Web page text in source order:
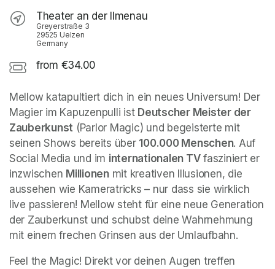
Theater an der Ilmenau
Greyerstraße 3
29525 Uelzen
Germany
from €34.00
Mellow katapultiert dich in ein neues Universum! Der
Magier im Kapuzenpulli ist Deutscher Meister der
Zauberkunst (Parlor Magic) und begeisterte mit
seinen Shows bereits über 100.000 Menschen. Auf
Social Media und im internationalen TV fasziniert er
inzwischen Millionen mit kreativen Illusionen, die
aussehen wie Kameratricks – nur dass sie wirklich
live passieren! Mellow steht für eine neue Generation
der Zauberkunst und schubst deine Wahrnehmung
mit einem frechen Grinsen aus der Umlaufbahn.